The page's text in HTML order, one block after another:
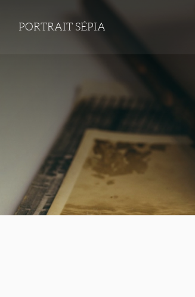
PORTRAIT SÉPIA